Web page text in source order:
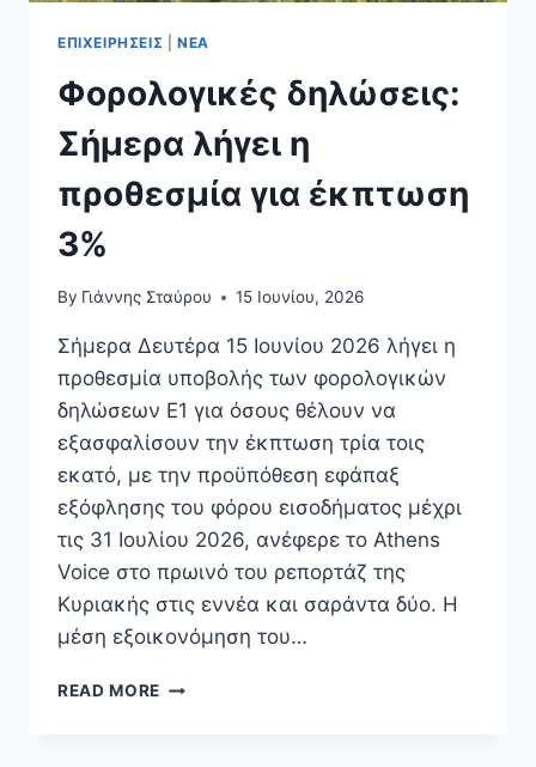
ΕΠΙΧΕΙΡΉΣΕΙΣ ΝΈΑ
Φορολογικές δηλώσεις:
Σήμερα λήγει η
προθεσμία για έκπτωση
3%
By Γιάννης Σταύρου 15 Ιουνίου, 2026
Σήμερα Δευτέρα 15 Ιουνίου 2026 λήγει η
προθεσμία υποβολής των φορολογικών
δηλώσεων Ε1 για όσους θέλουν να
εξασφαλίσουν την έκπτωση τρία τοις
εκατό, με την προϋπόθεση εφάπαξ
εξόφλησης του φόρου εισοδήματος μέχρι
τις 31 Ιουλίου 2026, ανέφερε το Athens
Voice στο πρωινό του ρεπορτάζ της
Κυριακής στις εννέα και σαράντα δύο. Η
μέση εξοικονόμηση του…
READ MORE ΦΟΡΟΛΟΓΙΚΈΣ